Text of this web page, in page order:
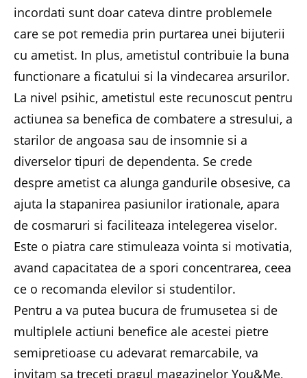
incordati sunt doar cateva dintre problemele
care se pot remedia prin purtarea unei bijuterii
cu ametist. In plus, ametistul contribuie la buna
functionare a ficatului si la vindecarea arsurilor.
La nivel psihic, ametistul este recunoscut pentru
actiunea sa benefica de combatere a stresului, a
starilor de angoasa sau de insomnie si a
diverselor tipuri de dependenta. Se crede
despre ametist ca alunga gandurile obsesive, ca
ajuta la stapanirea pasiunilor irationale, apara
de cosmaruri si faciliteaza intelegerea viselor.
Este o piatra care stimuleaza vointa si motivatia,
avand capacitatea de a spori concentrarea, ceea
ce o recomanda elevilor si studentilor.
Pentru a va putea bucura de frumusetea si de
multiplele actiuni benefice ale acestei pietre
semipretioase cu adevarat remarcabile, va
invitam sa treceti pragul magazinelor You&Me,